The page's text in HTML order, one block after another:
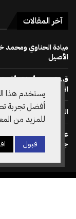
آخر المقالات
ميادة الحناوي ومحمد
الأصيل
قرعة دوري أبطال
الأوّل
الجمهور يصنع الحدث
على خطى نظيره
جياني انفانتينو لرئاسة
يستخدم هذا
أفضل تجربة
للمزيد من
قبول